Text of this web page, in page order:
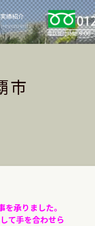
実績紹介
市
承りました。
て手を合わせら